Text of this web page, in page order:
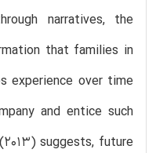
narratives, the
that families in
experience over time
and entice such
suggests, future